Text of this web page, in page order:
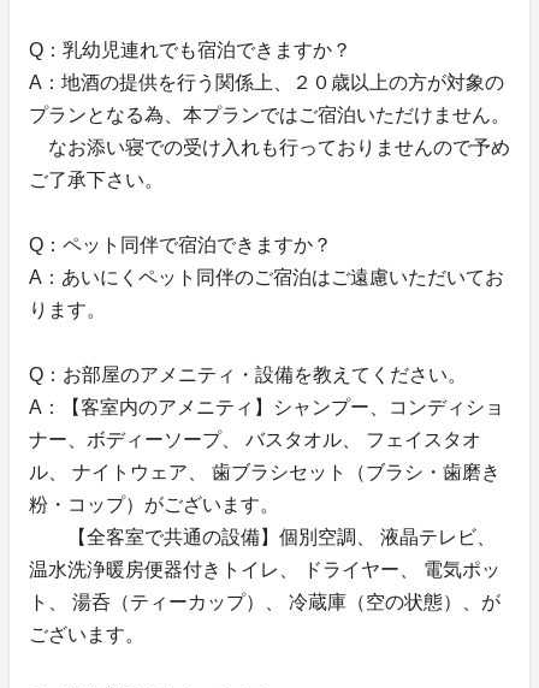
Q：乳幼児連れでも宿泊できますか？
A：地酒の提供を行う関係上、２０歳以上の方が対象の
プランとなる為、本プランではご宿泊いただけません。
なお添い寝での受け入れも行っておりませんので予め
ご了承下さい。
Q：ペット同伴で宿泊できますか？
A：あいにくペット同伴のご宿泊はご遠慮いただいてお
ります。
Q：お部屋のアメニティ・設備を教えてください。
A：【客室内のアメニティ】シャンプー、コンディショ
ナー、ボディーソープ、 バスタオル、 フェイスタオ
ル、 ナイトウェア、 歯ブラシセット（ブラシ・歯磨き
粉・コップ）がございます。
【全客室で共通の設備】個別空調、 液晶テレビ、
温水洗浄暖房便器付きトイレ、 ドライヤー、 電気ポッ
ト、 湯呑（ティーカップ）、 冷蔵庫（空の状態）、が
ございます。